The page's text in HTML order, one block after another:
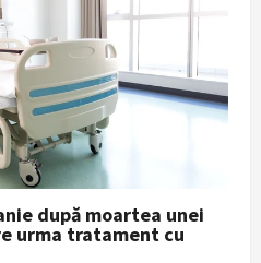
după moartea unei
urma tratament cu